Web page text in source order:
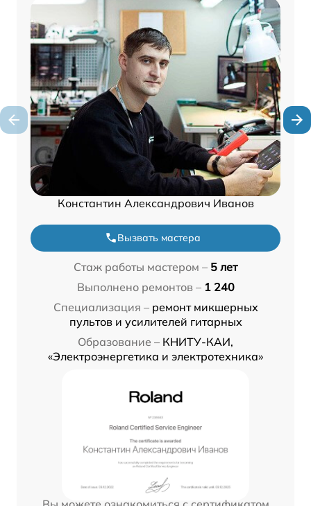
Константин Александрович Иванов
Вызвать мастера
Стаж работы мастером – 5 лет
Выполнено ремонтов – 1 240
Специализация – ремонт микшерных
пультов и усилителей гитарных
Образование – КНИТУ-КАИ,
«Электроэнергетика и электротехника»